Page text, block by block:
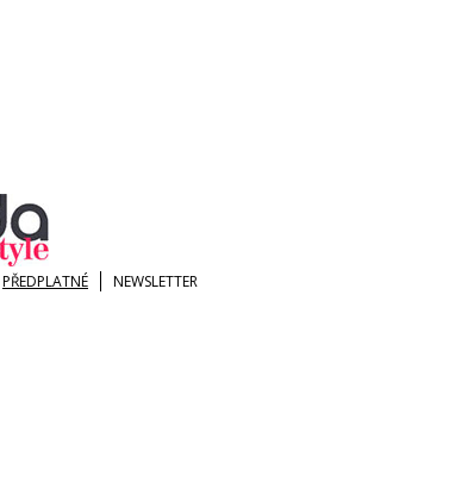
PŘEDPLATNÉ NEWSLETTER